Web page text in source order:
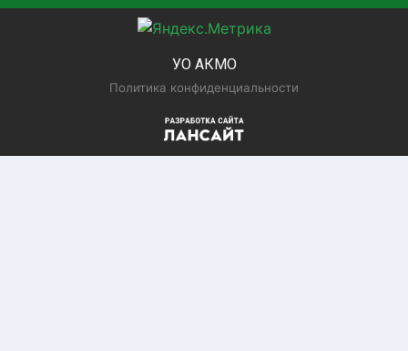
УО АКМО
Политика конфиденциальности